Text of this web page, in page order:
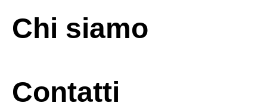
Chi siamo
Contatti